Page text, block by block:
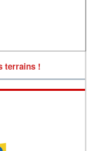
terrains !